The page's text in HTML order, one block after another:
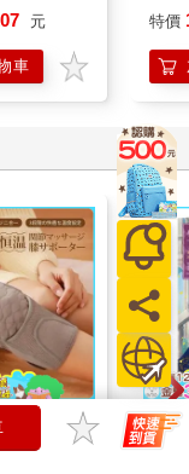
變得更糟，那就是
有關？還是跟錢有
沒有通過測試，梅
，妳承受得起。」
泣著跪下。
笛聲，並且立刻感
壤和綠草的味道，
元
車
特價
能震動
(膝蓋/
小